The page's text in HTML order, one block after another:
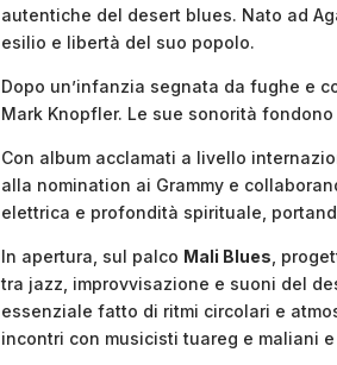
autentiche del desert blues. Nato ad
esilio e libertà del suo popolo.
Dopo un’infanzia segnata da fughe e
Mark Knopfler. Le sue sonorità
Con album acclamati a livello
alla nomination ai Grammy e
elettrica e profondità spirituale,
In apertura, sul palco Mali Blues ,
tra jazz, improvvisazione e suoni del
essenziale fatto di ritmi circolari e
incontri con musicisti tuareg e maliani